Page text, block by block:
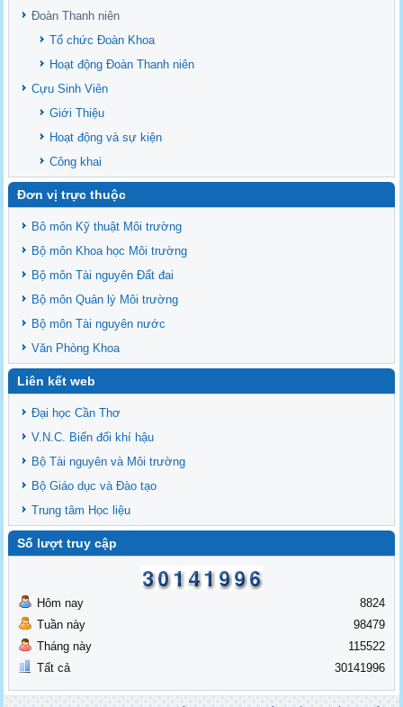
Văn bản - Quy định
Ban chấp hành Đảng bộ khoa
Đoàn Thanh niên
Tổ chức Đoàn Khoa
Hoạt động Đoàn Thanh niên
Cựu Sinh Viên
Giới Thiệu
Hoạt động và sự kiện
Công khai
Đơn vị trực thuộc
Bô môn Kỹ thuật Môi trường
Bộ môn Khoa học Môi trường
Bộ môn Tài nguyên Đất đai
Bộ môn Quản lý Môi trường
Bộ môn Tài nguyên nước
Văn Phòng Khoa
Liên kết web
Đại học Cần Thơ
V.N.C. Biến đổi khí hậu
Bộ Tài nguyên và Môi trường
Bộ Giáo dục và Đào tạo
Trung tâm Học liệu
Số lượt truy cập
Hôm nay
Tuần này
Tháng này
Tất cả
8824
98479
115522
30141996